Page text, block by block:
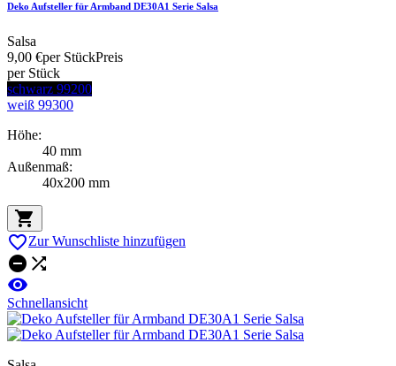
Deko Aufsteller für Armband DE30A1 Serie Salsa
Salsa
9,00 €per StückPreis
per Stück
schwarz 99200
weiß 99300
Höhe:
40 mm
Außenmaß:
40x200 mm

Zur Wunschliste hinzufügen
 

Schnellansicht